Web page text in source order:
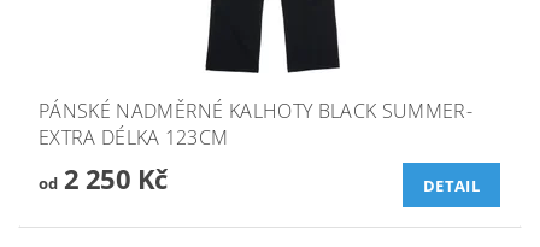
PÁNSKÉ NADMĚRNÉ KALHOTY BLACK SUMMER-
EXTRA DÉLKA 123CM
od2 250 Kč DETAIL